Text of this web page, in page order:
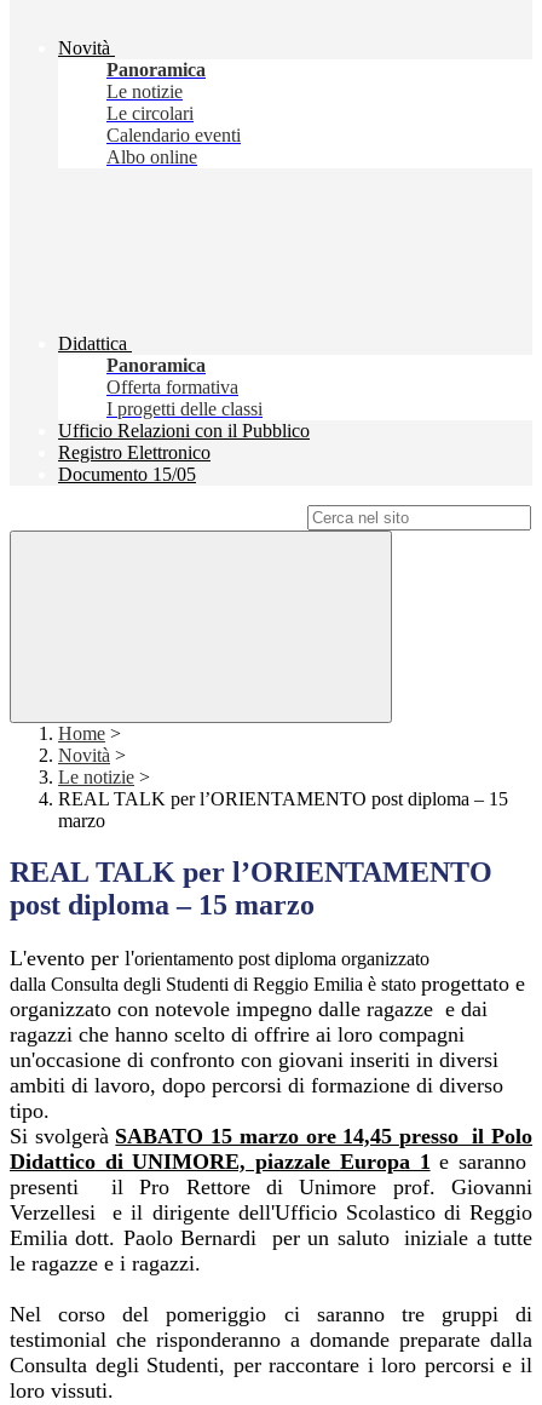
Novità
Panoramica
Le notizie
Le circolari
Calendario eventi
Albo online
Didattica
Panoramica
Offerta formativa
I progetti delle classi
Ufficio Relazioni con il Pubblico
Registro Elettronico
Documento 15/05
Home >
Novità >
Le notizie >
REAL TALK per l’ORIENTAMENTO post diploma – 15
marzo
REAL TALK per l’ORIENTAMENTO
post diploma – 15 marzo
L'evento per l'orientamento post diploma organizzato
dalla Consulta degli Studenti di Reggio Emilia è stato progettato e
organizzato con notevole impegno dalle ragazze e dai
ragazzi che hanno scelto di offrire ai loro compagni
un'occasione di confronto con giovani inseriti in diversi
ambiti di lavoro, dopo percorsi di formazione di diverso
tipo.
Si svolgerà SABATO 15 marzo ore 14,45 presso il Polo
Didattico di UNIMORE, piazzale Europa 1 e saranno
presenti il Pro Rettore di Unimore prof. Giovanni
Verzellesi e il dirigente dell'Ufficio Scolastico di Reggio
Emilia dott. Paolo Bernardi per un saluto iniziale a tutte
le ragazze e i ragazzi.
Nel corso del pomeriggio ci saranno tre gruppi di
testimonial che risponderanno a domande preparate dalla
Consulta degli Studenti, per raccontare i loro percorsi e il
loro vissuti.